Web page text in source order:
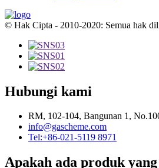
© Hak Cipta - 2010-2020: Semua hak
Hubungi kami
RM, 102-104, Bangunan 1,
info@gascheme.com
Tel:+86-021-5119 8971
Apakah ada produk